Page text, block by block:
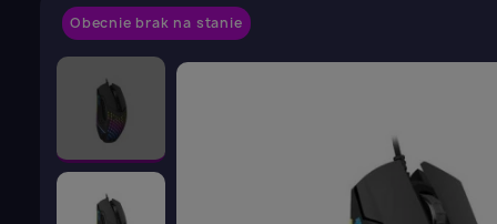
Obecnie brak na stanie